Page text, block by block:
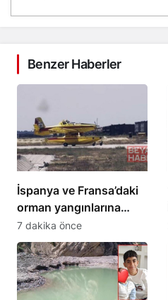
Benzer Haberler
İspanya ve Fransa’daki
orman yangınlarına
müdahale eden 4 uçak
Türkiye’ye döndü
7 dakika önce